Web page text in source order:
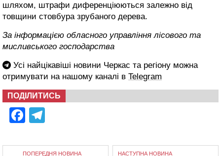
шляхом, штрафи диференціюються залежно від
товщини стовбура зрубаного дерева.
За інформацією обласного управління лісового та
мисливського господарства
Усі найцікавіші новини Черкас та регіону можна
отримувати на нашому каналі в Telegram
ПОДІЛИТИСЬ
Facebook
ПОПЕРЕДНЯ НОВИНА НАСТУПНА НОВИНА